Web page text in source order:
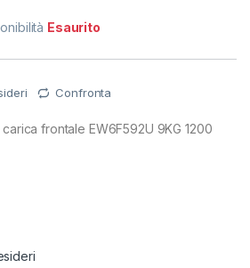
Esaurito
Confronta
frontale EW6F592U 9KG 1200